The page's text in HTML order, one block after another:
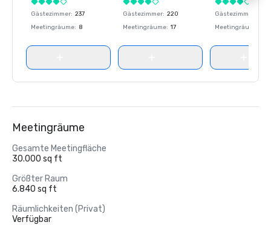
Gästezimmer: 237
Meetingräume: 8
Gästezimmer: 220
Meetingräume: 17
Gästezimmer
Meetingräume
Meetingräume
Gesamte Meetingfläche
30.000 sq ft
Größter Raum
6.840 sq ft
Räumlichkeiten (Privat)
Verfügbar